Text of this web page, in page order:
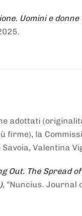
Uomini e
adottati
firme), la
Valentina
Out. The Spread
, "Nuncius. Journal